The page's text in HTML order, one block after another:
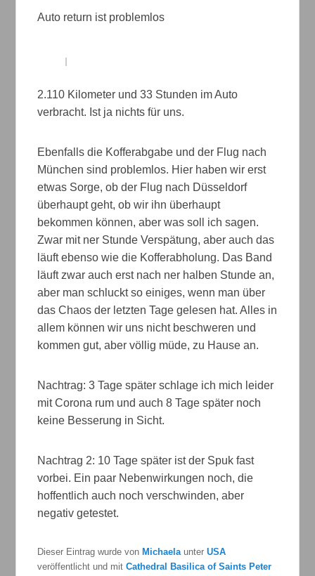
Auto return ist problemlos
2.110 Kilometer und 33 Stunden im Auto
verbracht. Ist ja nichts für uns.
Ebenfalls die Kofferabgabe und der Flug nach
München sind problemlos. Hier haben wir erst
etwas Sorge, ob der Flug nach Düsseldorf
überhaupt geht, ob wir ihn überhaupt
bekommen können, aber was soll ich sagen.
Zwar mit ner Stunde Verspätung, aber auch das
läuft ebenso wie die Kofferabholung. Das Band
läuft zwar auch erst nach ner halben Stunde an,
aber man schluckt so einiges, wenn man über
das Chaos der letzten Tage gelesen hat. Alles in
allem können wir uns nicht beschweren und
kommen gut, aber völlig müde, zu Hause an.
Nachtrag: 3 Tage später schlage ich mich leider
mit Corona rum und auch 8 Tage später noch
keine Besserung in Sicht.
Nachtrag 2: 10 Tage später ist der Spuk fast
vorbei. Ein paar Nebenwirkungen noch, die
hoffentlich auch noch verschwinden, aber
negativ getestet.
Dieser Eintrag wurde vonMichaela unterUSA
veröffentlicht und mitCathedral Basilica of Saints Peter